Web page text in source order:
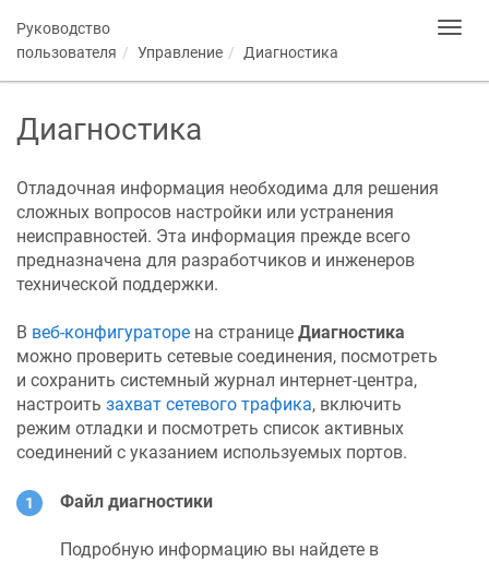
Руководство
пользователя
Управление Диагностика
Диагностика
Отладочная информация необходима для решения
сложных вопросов настройки или устранения
неисправностей. Эта информация прежде всего
предназначена для разработчиков и инженеров
технической поддержки.
В веб-конфигураторе на странице Диагностика
можно проверить сетевые соединения, посмотреть
и сохранить системный журнал интернет-центра,
настроить захват сетевого трафика, включить
режим отладки и посмотреть список активных
соединений с указанием используемых портов.
Файл диагностики
Подробную информацию вы найдете в